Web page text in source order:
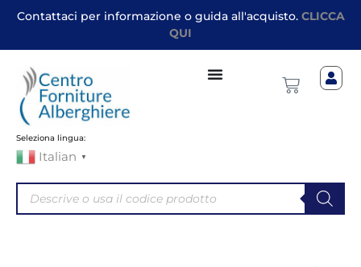
Contattaci per informazione o guida all'acquisto. CLICCA
QUI
Seleziona lingua:
Italian ▼